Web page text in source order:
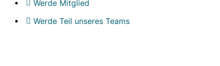
Werde Mitglied
Werde Teil unseres Teams